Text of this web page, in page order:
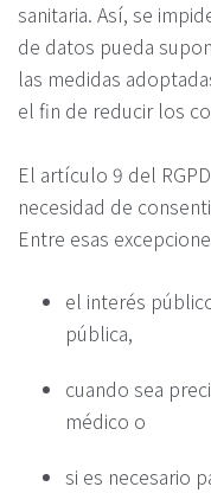
sanitaria. Así, se
de datos pueda
las medidas
el fin de reducir los
El artículo 9 del
necesidad de
Entre esas
el interés
pública,
cuando sea
médico o
si es necesario